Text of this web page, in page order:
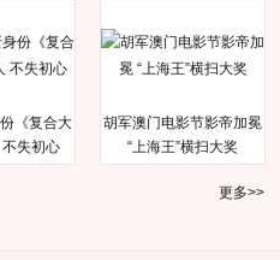
《复合大
失初心
胡军澳门电影节影帝加冕
“上海王”横扫大奖
更多>>